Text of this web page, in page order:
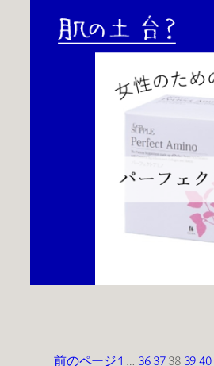
前のページ1 … 36 37 38 3940